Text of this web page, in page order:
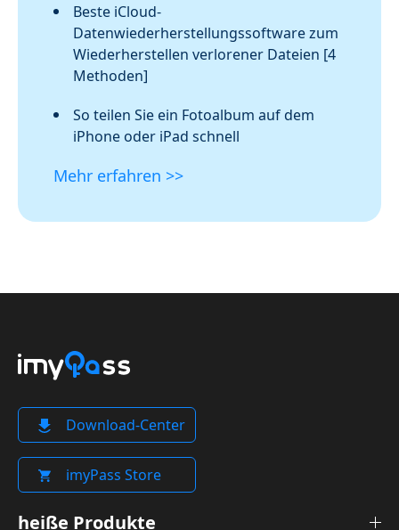
Beste iCloud-
Datenwiederherstellungssoftware zum
Wiederherstellen verlorener Dateien [4
Methoden]
So teilen Sie ein Fotoalbum auf dem
iPhone oder iPad schnell
Mehr erfahren >>
Download-Center
imyPass Store
heiße Produkte